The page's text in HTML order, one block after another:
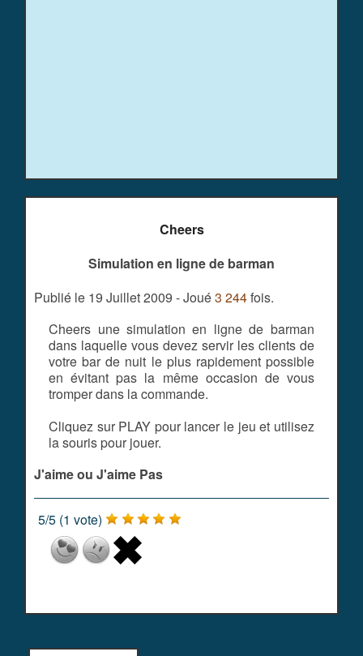
Cheers
Simulation en ligne de barman
Publié le 19 Juillet 2009 - Joué3 244fois.
Cheers une simulation en ligne de barman
dans laquelle vous devez servir les clients de
votre bar de nuit le plus rapidement possible
en évitant pas la même occasion de vous
tromper dans la commande.
Cliquez sur PLAY pour lancer le jeu et utilisez
la souris pour jouer.
J'aime ou J'aime Pas
5/5 (1 vote)